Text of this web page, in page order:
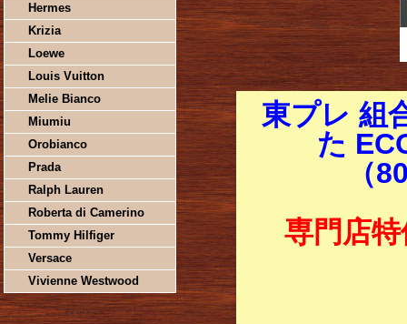
Hermes
Krizia
Loewe
Louis Vuitton
Melie Bianco
Miumiu
Orobianco
Prada
Ralph Lauren
Roberta di Camerino
Tommy Hilfiger
Versace
Vivienne Westwood
東プレ 組
た
（
専門店特